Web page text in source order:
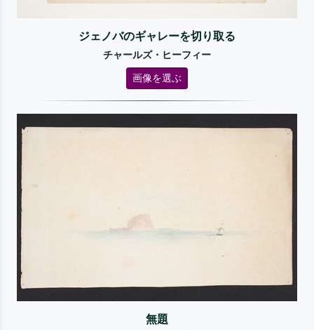
ジェノバのギャレーを切り取る
チャールズ・ヒーフィー
画像を選ぶ
無題